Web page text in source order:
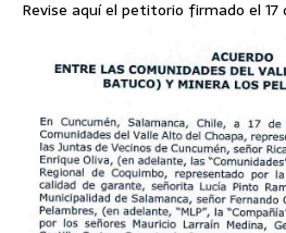
Revise aquí el petitorio firmado el 17